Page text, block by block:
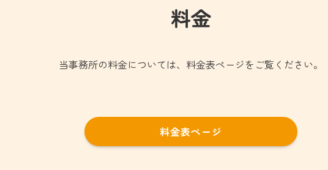
料金
当事務所の料金については、料金表ページをご覧ください。
料金表ページ